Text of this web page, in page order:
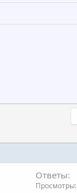
Ответы
Просмотры